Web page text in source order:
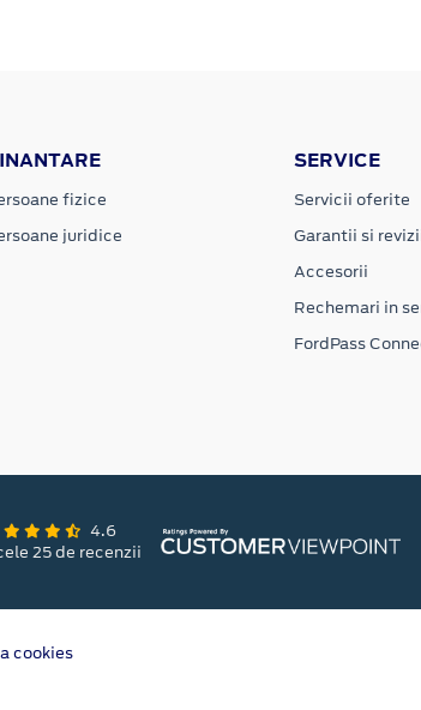
fizice
juridice
SERVICE
Servicii oferite
Garantii si
Accesorii
Rechemari in
FordPass
4.6
25 de recenzii
cookies